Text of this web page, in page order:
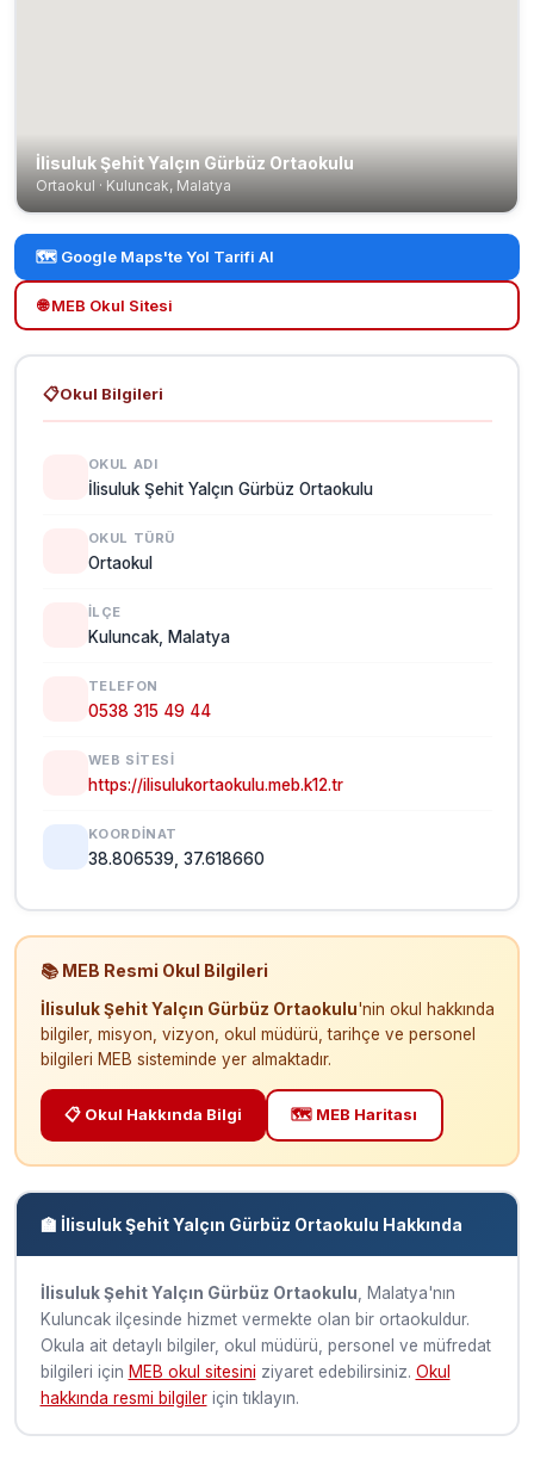
İlisuluk Şehit Yalçın Gürbüz Ortaokulu
Ortaokul · Kuluncak, Malatya
🗺️ Google Maps'te Yol Tarifi Al
🌐 MEB Okul Sitesi
📋Okul Bilgileri
OKUL ADI
İlisuluk Şehit Yalçın Gürbüz Ortaokulu
OKUL TÜRÜ
Ortaokul
İLÇE
Kuluncak, Malatya
TELEFON
0538 315 49 44
WEB SITESI
https://ilisulukortaokulu.meb.k12.tr
KOORDINAT
38.806539, 37.618660
📚 MEB Resmi Okul Bilgileri
İlisuluk Şehit Yalçın Gürbüz Ortaokulu'nin okul hakkında
bilgiler, misyon, vizyon, okul müdürü, tarihçe ve personel
bilgileri MEB sisteminde yer almaktadır.
📋 Okul Hakkında Bilgi 🗺️ MEB Haritası
🏫 İlisuluk Şehit Yalçın Gürbüz Ortaokulu Hakkında
İlisuluk Şehit Yalçın Gürbüz Ortaokulu , Malatya'nın
Kuluncak ilçesinde hizmet vermekte olan bir ortaokuldur.
Okula ait detaylı bilgiler, okul müdürü, personel ve müfredat
bilgileri için MEB okul sitesini ziyaret edebilirsiniz. Okul
hakkında resmi bilgileriçin tıklayın.